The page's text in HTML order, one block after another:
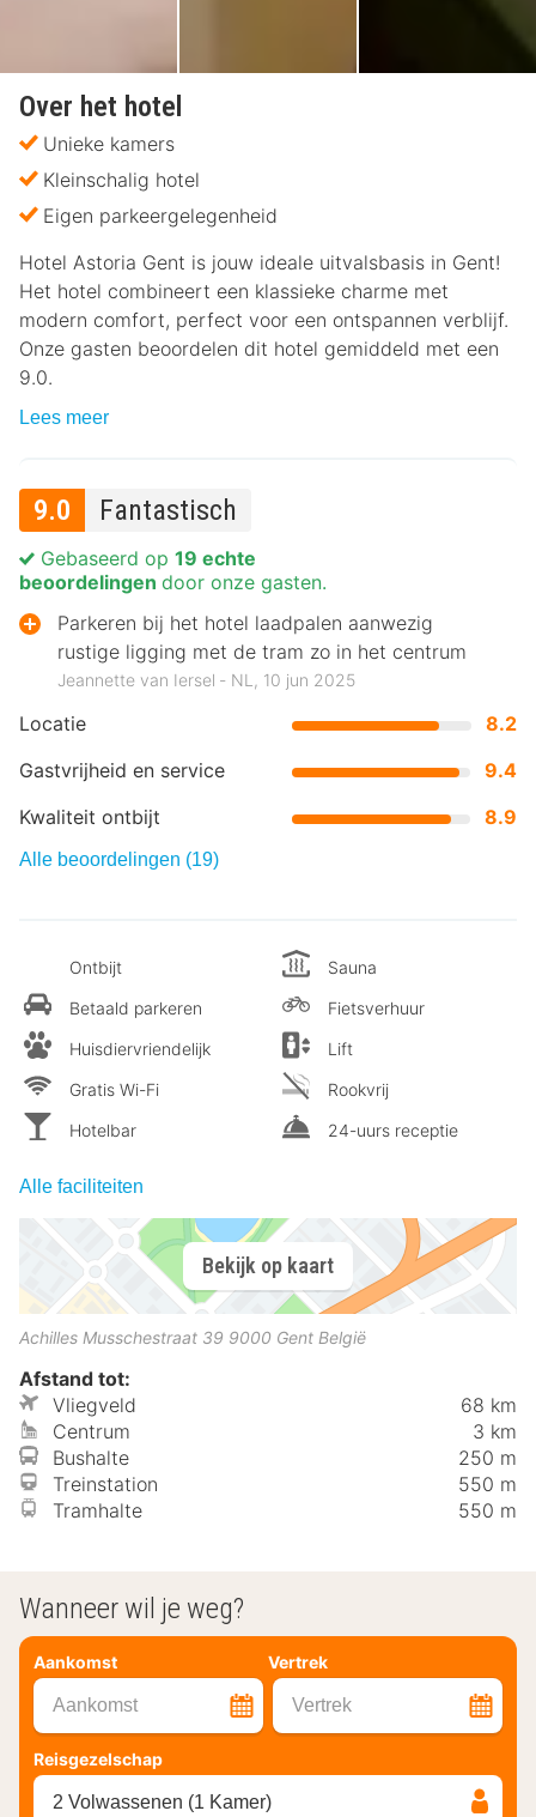
Over het hotel
Unieke kamers
Kleinschalig hotel
Eigen parkeergelegenheid
Hotel Astoria Gent is jouw ideale uitvalsbasis in Gent!
Het hotel combineert een klassieke charme met
modern comfort, perfect voor een ontspannen verblijf.
Onze gasten beoordelen dit hotel gemiddeld met een
9.0.
Lees meer
9.0 Fantastisch
Locatie
8.2
Gastvrijheid en service
9.4
Kwaliteit ontbijt
8.9
Gebaseerd op 19 echte
beoordelingen door onze gasten.
Parkeren bij het hotel laadpalen aanwezig
rustige ligging met de tram zo in het centrum
Jeannette van Iersel ‐ NL, 10 jun 2025
Alle beoordelingen (19)
Ontbijt
Betaald parkeren
Huisdiervriendelijk
Gratis Wi-Fi
Hotelbar
Sauna
Fietsverhuur
Lift
Rookvrij
24-uurs receptie
Alle faciliteiten
Bekijk op kaart
Achilles Musschestraat 39 9000 Gent België
Afstand tot:
Vliegveld
68 km
Centrum
3 km
Bushalte
250 m
Treinstation
550 m
Tramhalte
550 m
Wanneer wil je weg?
Aankomst Vertrek
Aankomst Vertrek
Reisgezelschap
2 Volwassenen (1 Kamer)